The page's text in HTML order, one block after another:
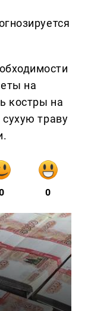
на
костры на
траву
0